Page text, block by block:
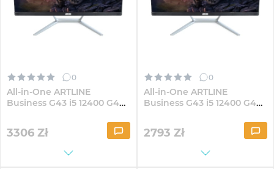
0
All-in-One ARTLINE
Business G43 i5 12400 G40
3306 Zł
0
All-in-One ARTLINE
Business G43 i5 12400 G40
2793 Zł